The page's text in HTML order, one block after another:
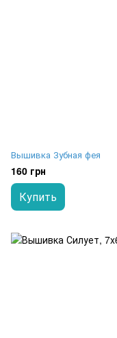
Вышивка Зубная фея
160 грн
Купить